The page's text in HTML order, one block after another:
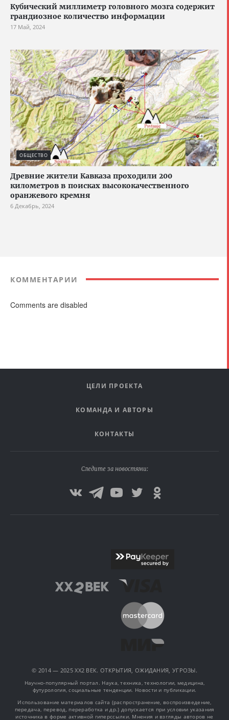
Кубический миллиметр головного мозга содержит
грандиозное количество информации
17 Май, 2024
ОБЩЕСТВО
Древние жители Кавказа проходили 200
километров в поисках высококачественного
оранжевого кремня
6 Декабрь, 2024
КОММЕНТАРИИ
Comments are disabled
ЦЕЛИ ПРОЕКТА
КОМАНДА И АВТОРЫ
КОНТАКТЫ
Следите за новостями:
© 2014 — 2025 XX2 ВЕК. ОТКРЫТИЯ, ОЖИДАНИЯ, УГРОЗЫ.
Научно-популярный портал. Наука, техника, технологии, медицина,
футурология, социальные тенденции. Новости и публикации.
Использование материалов сайта (распространение, воспроизведение,
передача, перевод, переработка и др.) допускается при условии указания
источника в форме активной гиперссылки. Мнения и взгляды авторов не